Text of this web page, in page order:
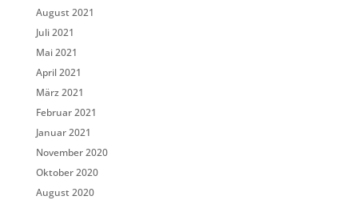
August 2021
Juli 2021
Mai 2021
April 2021
März 2021
Februar 2021
Januar 2021
November 2020
Oktober 2020
August 2020